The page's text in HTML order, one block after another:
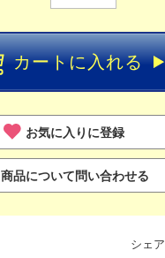
カートに入れる
お気に入りに登録
商品について問い合わせる
シェア